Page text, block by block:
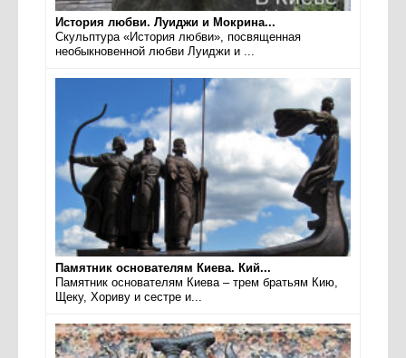
История любви. Луиджи и Мокрина...
Скульптура «История любви», посвященная
необыкновенной любви Луиджи и ...
Памятник основателям Киева. Кий...
Памятник основателям Киева – трем братьям Кию,
Щеку, Хориву и сестре и...